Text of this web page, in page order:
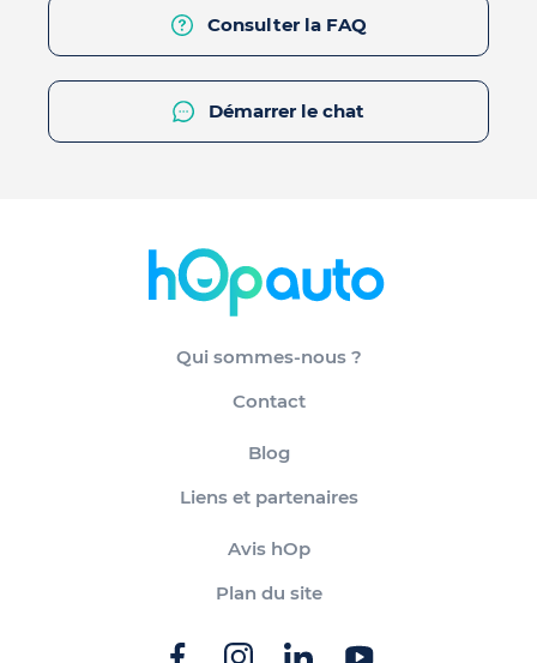
Consulter la FAQ
Démarrer le chat
Qui sommes-nous ?
Contact
Blog
Liens et partenaires
Avis hOp
Plan du site